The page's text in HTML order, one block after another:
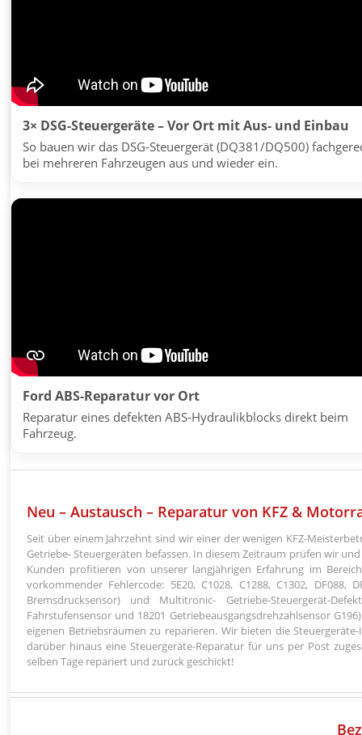
3× DSG-Steuergeräte – Vor Ort mit Aus- und Einbau
So bauen wir das DSG-Steuergerät (DQ381/DQ500)
bei mehreren Fahrzeugen aus und wieder ein.
Ford ABS-Reparatur vor Ort
Reparatur eines defekten ABS-Hydraulikblocks direkt beim
Fahrzeug.
Neu – Austausch – Reparatur von KFZ &
Seit über einem Jahrzehnt sind wir einer der wenigen KFZ-
Getriebe- Steuergeräten befassen. In diesem Zeitraum prüfen wir
Kunden profitieren von unserer langjährigen Erfahrung im
vorkommender Fehlercode: 5E20, C1028, C1288, C1302, DF088,
Bremsdrucksensor) und Multitronic- Getriebe-Steuergerät-
Fahrstufensensor und 18201 Getriebeausgangsdrehzahlsensor
eigenen Betriebsräumen zu reparieren. Wir bieten die
darüber hinaus eine Steuergeräte-Reparatur für uns per Post
selben Tage repariert und zurück geschickt!